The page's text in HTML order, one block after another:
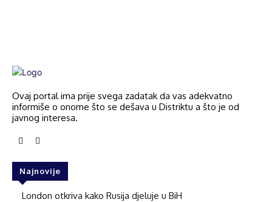
Ovaj portal ima prije svega zadatak da vas adekvatno
informiše o onome što se dešava u Distriktu a što je od
javnog interesa.
Najnovije
London otkriva kako Rusija djeluje u BiH